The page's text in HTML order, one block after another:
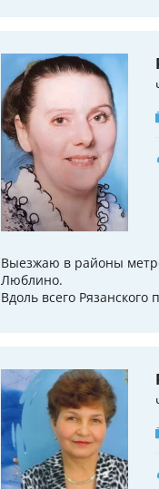
Выезжаю в районы
Люблино.
Вдоль всего